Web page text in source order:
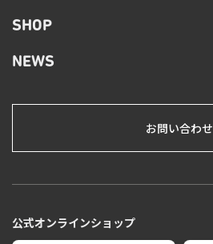
SHOP
NEWS
お問い合わせ
公式オンラインショップ